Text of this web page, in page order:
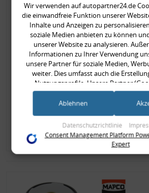
Art.Nr.:
62854
MAPCO
EAN-Nr.:
Zum Artikel
Wir verwenden auf autopartner24.de
die einwandfreie Funktion unserer
Inhalte und Anzeigen zu
soziale Medien anbieten zu können
unserer Website zu analysieren.
Informationen zu Ihrer Verwendung
unsere Partner für soziale Medien,
weiter. Dies umfasst auch die
Nutzungsprofile. Unsere Partner
Products) führen diese Informationen
weiteren Daten zusammen, die Sie ihnen
im Rahmen Ihrer Nutzung der Dienste
(bspw. Nutzungsdaten anderer Geräte).
Nutzung von Cookies und Pixeln
widerrufen, indem Sie auf den
Datenschutzrichtlinie
Ablehnen
Consent Management Platform
Expert